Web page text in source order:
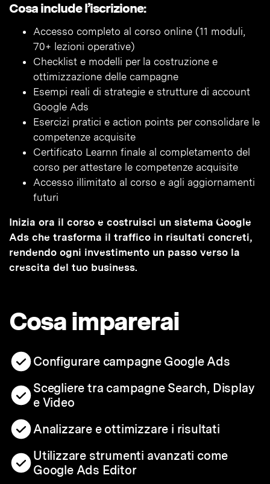
Cosa include l’iscrizione:
Accesso completo al corso online (11 moduli,
70+ lezioni operative)
Checklist e modelli per la costruzione e
ottimizzazione delle campagne
Esempi reali di strategie e strutture di account
Google Ads
Esercizi pratici e action points per consolidare le
competenze acquisite
Certificato Learnn finale al completamento del
corso per attestare le competenze acquisite
Accesso illimitato al corso e agli aggiornamenti
futuri
Inizia ora il corso e costruisci un sistema Google
Ads che trasforma il traffico in risultati concreti,
rendendo ogni investimento un passo verso la
crescita del tuo business.
Cosa imparerai
Configurare campagne Google Ads
Scegliere tra campagne Search, Display
e Video
Analizzare e ottimizzare i risultati
Utilizzare strumenti avanzati come
Google Ads Editor